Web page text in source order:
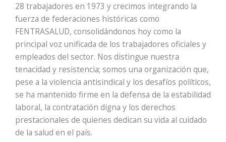
28 trabajadores en 1973 y crecimos integrando la
fuerza de federaciones históricas como
FENTRASALUD, consolidándonos hoy como la
principal voz unificada de los trabajadores oficiales y
empleados del sector. Nos distingue nuestra
tenacidad y resistencia; somos una organización que,
pese a la violencia antisindical y los desafíos políticos,
se ha mantenido firme en la defensa de la estabilidad
laboral, la contratación digna y los derechos
prestacionales de quienes dedican su vida al cuidado
de la salud en el país.